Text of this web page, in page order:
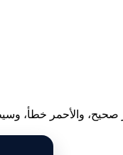
والأحمر خطأ،